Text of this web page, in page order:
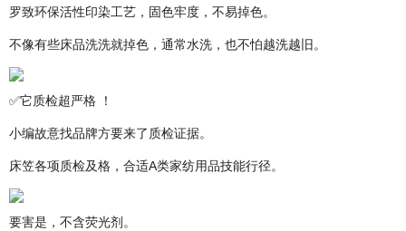
罗致环保活性印染工艺，固色牢度，不易掉色。
不像有些床品洗洗就掉色，通常水洗，也不怕越洗越旧。
✅它质检超严格 ！
小编故意找品牌方要来了质检证据。
床笠各项质检及格，合适A类家纺用品技能行径。
要害是，不含荧光剂。